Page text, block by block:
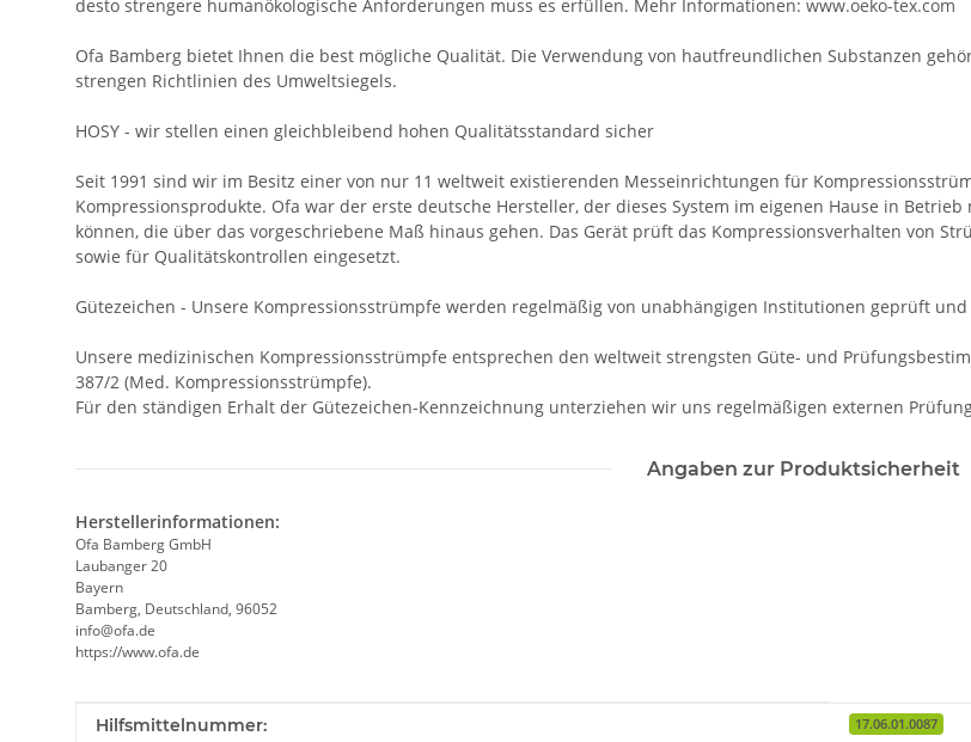
desto strengere humanökologische Anforderungen muss es erfüllen. Mehr Informationen: www.oeko-tex.com
Ofa Bamberg bietet Ihnen die best mögliche Qualität. Die Verwendung von hautfreundlichen Substanzen
strengen Richtlinien des Umweltsiegels.
HOSY - wir stellen einen gleichbleibend hohen Qualitätsstandard sicher
Seit 1991 sind wir im Besitz einer von nur 11 weltweit existierenden Messeinrichtungen für
Kompressionsprodukte. Ofa war der erste deutsche Hersteller, der dieses System im eigenen Hause in
können, die über das vorgeschriebene Maß hinaus gehen. Das Gerät prüft das Kompressionsverhalten von
sowie für Qualitätskontrollen eingesetzt.
Gütezeichen - Unsere Kompressionsstrümpfe werden regelmäßig von unabhängigen Institutionen geprüft
Unsere medizinischen Kompressionsstrümpfe entsprechen den weltweit strengsten Güte- und
387/2 (Med. Kompressionsstrümpfe).
Für den ständigen Erhalt der Gütezeichen-Kennzeichnung unterziehen wir uns regelmäßigen externen
Angaben zur Produktsicherheit
Herstellerinformationen:
Ofa Bamberg GmbH
Laubanger 20
Bayern
Bamberg, Deutschland, 96052
info@ofa.de
https://www.ofa.de
Produkteigenschaft
Wert
Hilfsmittelnummer: 17.06.01.0087